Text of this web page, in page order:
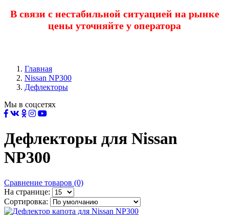
В связи с нестабильной ситуацией на рынке
цены уточняйте у оператора
Главная
Nissan NP300
Дефлекторы
Мы в соцсетях
Дефлекторы для Nissan
NP300
Сравнение товаров (0)
На странице:
Сортировка: